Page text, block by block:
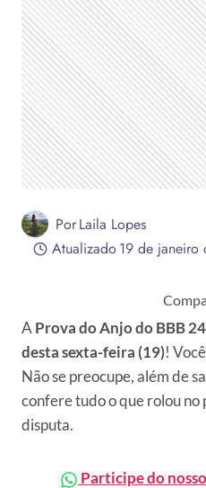
PorLaila Lopes
Atualizado19 de janeiro
A Prova do Anjo do BBB
desta sexta-feira (19)!
Não se preocupe, além de
confere tudo o que rolou
disputa.
Participe do